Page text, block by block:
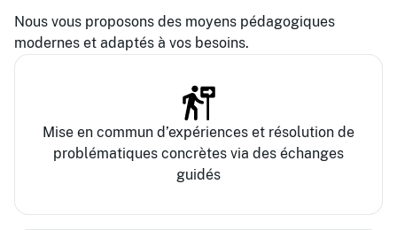
Nous vous proposons des moyens pédagogiques
modernes et adaptés à vos besoins.
Mise en commun d’expériences et résolution de
problématiques concrètes via des échanges
guidés